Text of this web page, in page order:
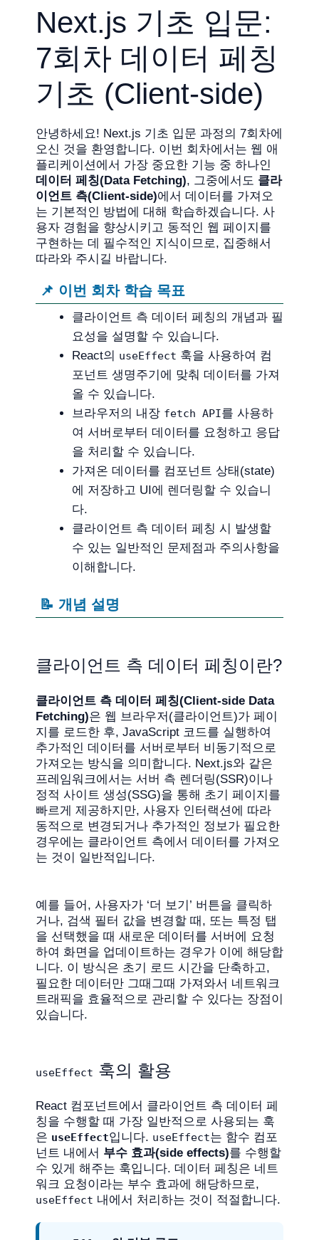
Next.js 기초 입문:
7회차 데이터 페칭
기초 (Client-side)
안녕하세요! Next.js 기초 입문 과정의 7회차에
오신 것을 환영합니다. 이번 회차에서는 웹 애
플리케이션에서 가장 중요한 기능 중 하나인
데이터 페칭(Data Fetching), 그중에서도 클라
이언트 측(Client-side)에서 데이터를 가져오
는 기본적인 방법에 대해 학습하겠습니다. 사
용자 경험을 향상시키고 동적인 웹 페이지를
구현하는 데 필수적인 지식이므로, 집중해서
따라와 주시길 바랍니다.
📌 이번 회차 학습 목표
클라이언트 측 데이터 페칭의 개념과 필
요성을 설명할 수 있습니다.
React의 useEffect 훅을 사용하여 컴
포넌트 생명주기에 맞춰 데이터를 가져
올 수 있습니다.
브라우저의 내장 fetch API를 사용하
여 서버로부터 데이터를 요청하고 응답
을 처리할 수 있습니다.
가져온 데이터를 컴포넌트 상태(state)
에 저장하고 UI에 렌더링할 수 있습니
다.
클라이언트 측 데이터 페칭 시 발생할
수 있는 일반적인 문제점과 주의사항을
이해합니다.
📝 개념 설명
클라이언트 측 데이터 페칭이란?
클라이언트 측 데이터 페칭(Client-side Data
Fetching)은 웹 브라우저(클라이언트)가 페이
지를 로드한 후, JavaScript 코드를 실행하여
추가적인 데이터를 서버로부터 비동기적으로
가져오는 방식을 의미합니다. Next.js와 같은
프레임워크에서는 서버 측 렌더링(SSR)이나
정적 사이트 생성(SSG)을 통해 초기 페이지를
빠르게 제공하지만, 사용자 인터랙션에 따라
동적으로 변경되거나 추가적인 정보가 필요한
경우에는 클라이언트 측에서 데이터를 가져오
는 것이 일반적입니다.
예를 들어, 사용자가 ‘더 보기’ 버튼을 클릭하
거나, 검색 필터 값을 변경할 때, 또는 특정 탭
을 선택했을 때 새로운 데이터를 서버에 요청
하여 화면을 업데이트하는 경우가 이에 해당합
니다. 이 방식은 초기 로드 시간을 단축하고,
필요한 데이터만 그때그때 가져와서 네트워크
트래픽을 효율적으로 관리할 수 있다는 장점이
있습니다.
useEffect 훅의 활용
React 컴포넌트에서 클라이언트 측 데이터 페
칭을 수행할 때 가장 일반적으로 사용되는 훅
은 useEffect입니다. useEffect는 함수 컴포
넌트 내에서 부수 효과(side effects)를 수행할
수 있게 해주는 훅입니다. 데이터 페칭은 네트
워크 요청이라는 부수 효과에 해당하므로,
useEffect 내에서 처리하는 것이 적절합니다.